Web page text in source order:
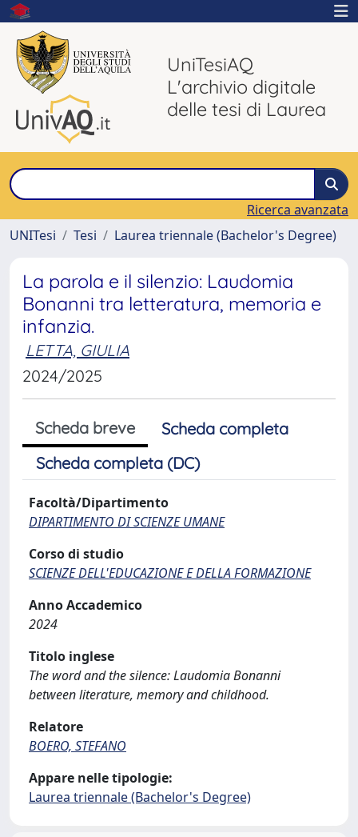
UniTesiAQ
L'archivio digitale
delle tesi di Laurea
Ricerca avanzata
UNITesi
Tesi Laurea triennale (Bachelor's Degree)
La parola e il silenzio: Laudomia
Bonanni tra letteratura, memoria e
infanzia.
LETTA, GIULIA
2024/2025
Scheda breve
Scheda completa
Scheda completa (DC)
Facoltà/Dipartimento
DIPARTIMENTO DI SCIENZE UMANE
Corso di studio
SCIENZE DELL'EDUCAZIONE E DELLA FORMAZIONE
Anno Accademico
2024
Titolo inglese
The word and the silence: Laudomia Bonanni
between literature, memory and childhood.
Relatore
BOERO, STEFANO
Appare nelle tipologie:
Laurea triennale (Bachelor's Degree)